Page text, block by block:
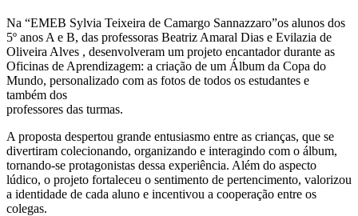
Na “EMEB Sylvia Teixeira de Camargo Sannazzaro”os alunos dos
5º anos A e B, das professoras Beatriz Amaral Dias e Evilazia de
Oliveira Alves , desenvolveram um projeto encantador durante as
Oficinas de Aprendizagem: a criação de um Álbum da Copa do
Mundo, personalizado com as fotos de todos os estudantes e
também dos
professores das turmas.
A proposta despertou grande entusiasmo entre as crianças, que se
divertiram colecionando, organizando e interagindo com o álbum,
tornando-se protagonistas dessa experiência. Além do aspecto
lúdico, o projeto fortaleceu o sentimento de pertencimento, valorizou
a identidade de cada aluno e incentivou a cooperação entre os
colegas.